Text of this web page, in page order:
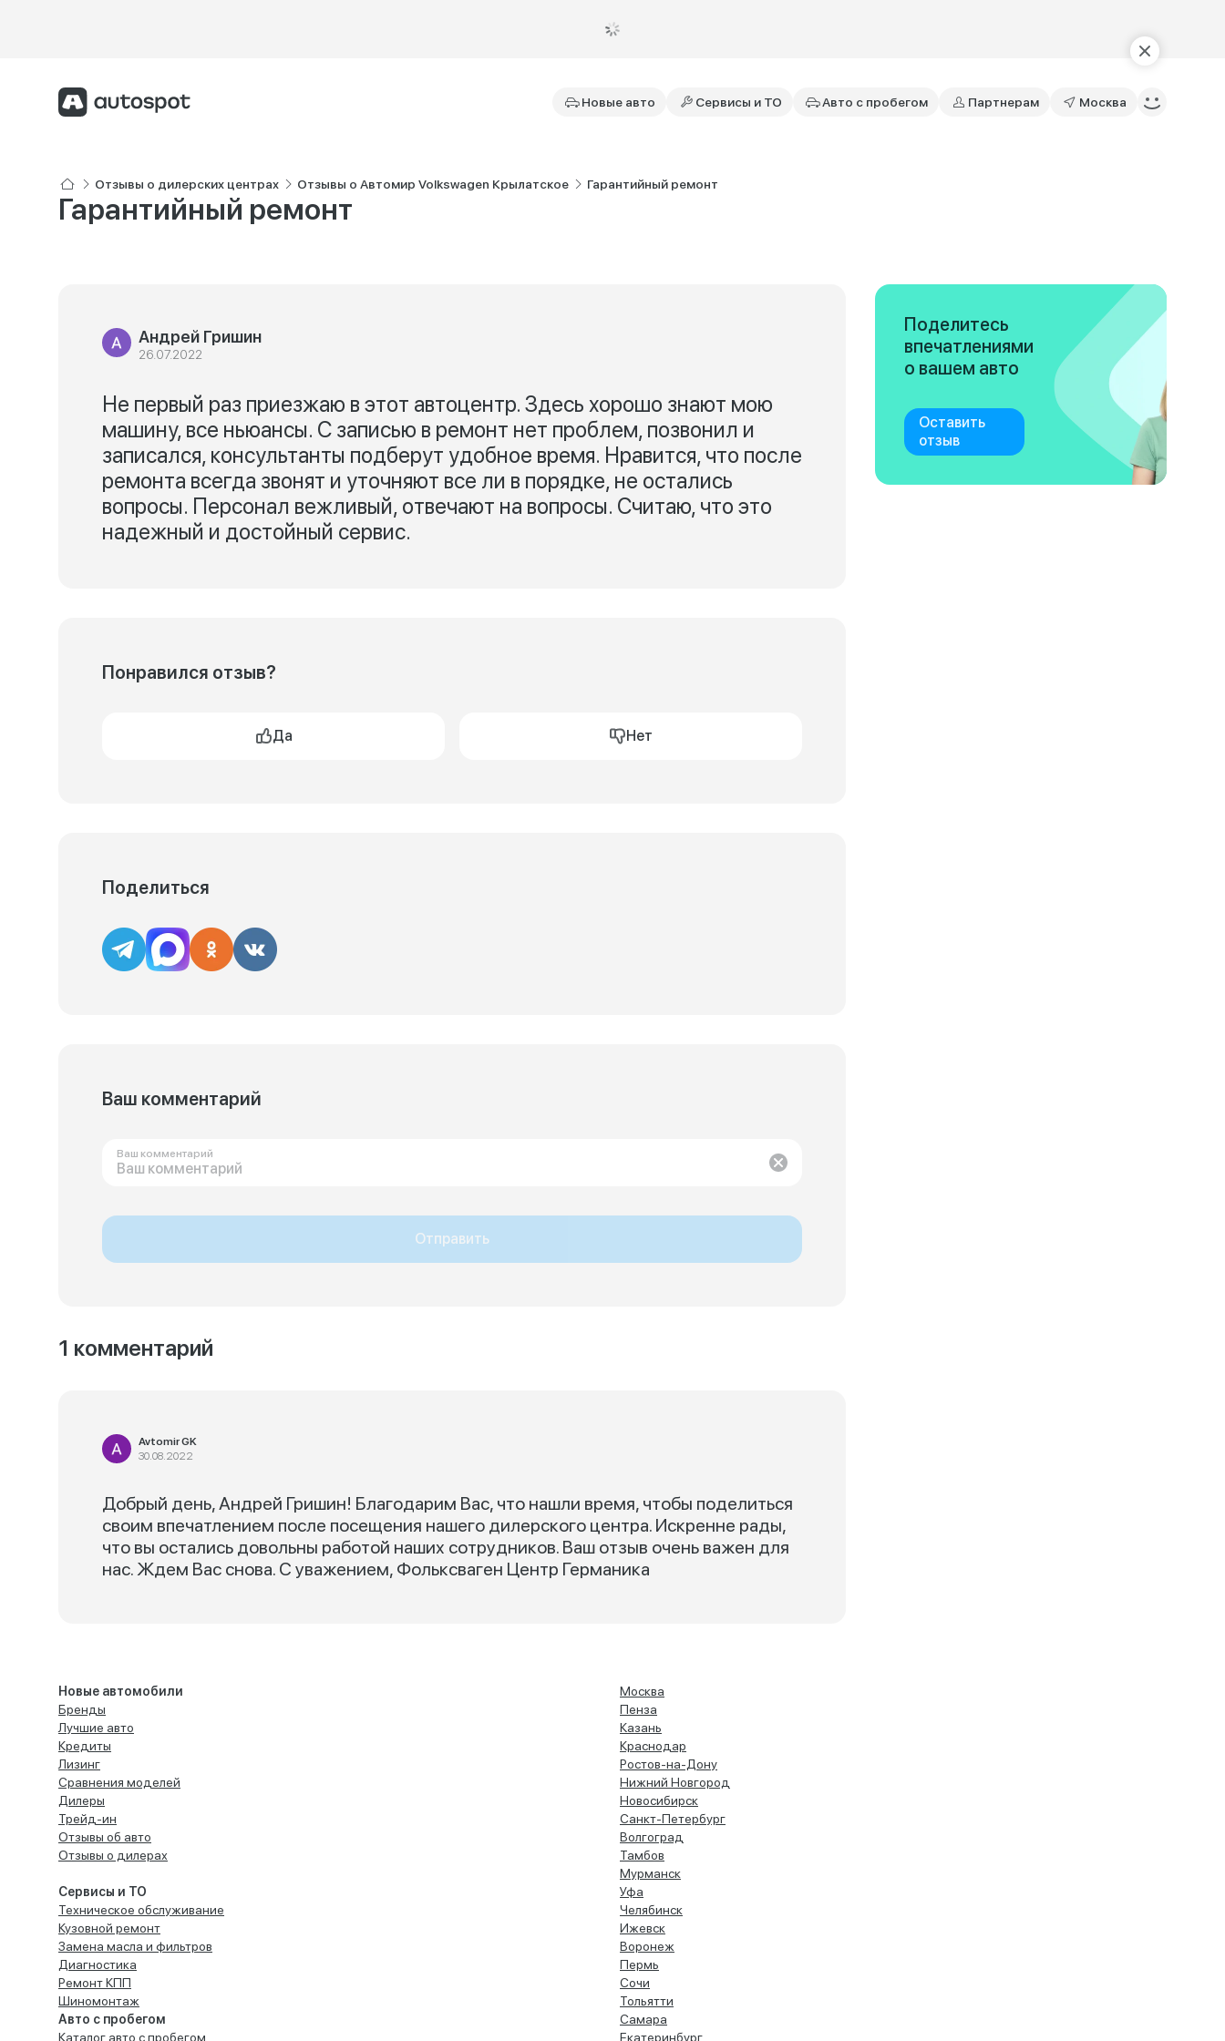
Новые авто Сервисы и ТО Авто с пробегом Партнерам Москва
Отзывы о дилерских центрах Отзывы о Автомир Volkswagen Крылатское Гарантийный ремонт
Гарантийный ремонт
Андрей Гришин
26.07.2022
Не первый раз приезжаю в этот автоцентр. Здесь хорошо знают мою
машину, все ньюансы. С записью в ремонт нет проблем, позвонил и
записался, консультанты подберут удобное время. Нравится, что после
ремонта всегда звонят и уточняют все ли в порядке, не остались
вопросы. Персонал вежливый, отвечают на вопросы. Считаю, что это
надежный и достойный сервис.
Понравился отзыв?
Да Нет
Поделиться
Ваш комментарий
Ваш комментарий
Отправить
1 комментарий
Avtomir GK
30.08.2022
Добрый день, Андрей Гришин! Благодарим Вас, что нашли время, чтобы поделиться
своим впечатлением после посещения нашего дилерского центра. Искренне рады,
что вы остались довольны работой наших сотрудников. Ваш отзыв очень важен для
нас. Ждем Вас снова. С уважением, Фольксваген Центр Германика
Поделитесь
впечатлениями
о вашем авто
Оставить
отзыв
Новые автомобили
Бренды
Лучшие авто
Кредиты
Лизинг
Сравнения моделей
Дилеры
Трейд-ин
Отзывы об авто
Отзывы о дилерах
Сервисы и ТО
Техническое обслуживание
Кузовной ремонт
Замена масла и фильтров
Диагностика
Ремонт КПП
Шиномонтаж
Авто с пробегом
Каталог авто с пробегом
Москва
Пенза
Казань
Краснодар
Ростов-на-Дону
Нижний Новгород
Новосибирск
Санкт-Петербург
Волгоград
Тамбов
Мурманск
Уфа
Челябинск
Ижевск
Воронеж
Пермь
Сочи
Тольятти
Самара
Екатеринбург